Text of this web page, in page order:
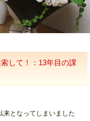
して！：13年目の課
来となってしまいました